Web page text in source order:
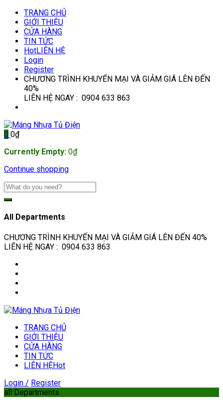
TRANG CHỦ
GIỚI THIỆU
CỬA HÀNG
TIN TỨC
HotLIÊN HỆ
Login
Register
CHƯƠNG TRÌNH KHUYẾN MẠI VÀ GIẢM GIÁ LÊN ĐẾN
40%
LIÊN HỆ NGAY : 0904 633 863
0 0₫
Currently Empty: 0₫
Continue shopping
All Departments
CHƯƠNG TRÌNH KHUYẾN MẠI VÀ GIẢM GIÁ LÊN ĐẾN 40%
LIÊN HỆ NGAY : 0904 633 863
TRANG CHỦ
GIỚI THIỆU
CỬA HÀNG
TIN TỨC
LIÊN HỆHot
Login / Register
all Departments